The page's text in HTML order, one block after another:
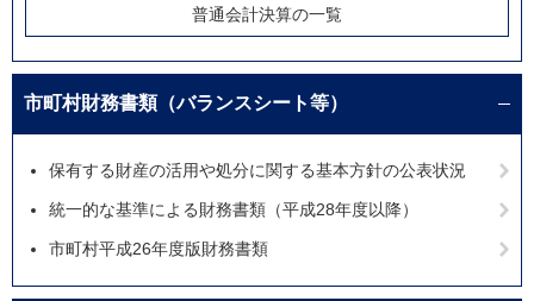
普通会計決算の一覧
市町村財務書類（バランスシート等）
保有する財産の活用や処分に関する基本方針の公表状況
統一的な基準による財務書類（平成28年度以降）
市町村平成26年度版財務書類